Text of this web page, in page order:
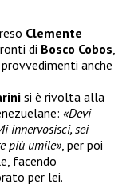
Clemente
di Bosco Cobos
anche
si è rivolta alla
«Devi
innervosisci, sei
più umile», per poi
facendo
per lei.